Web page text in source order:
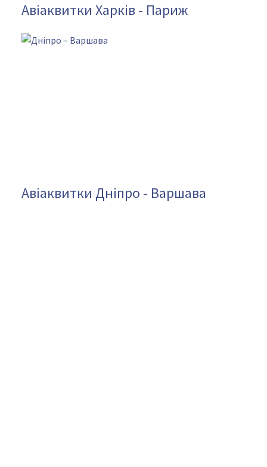
Авіаквитки Харків - Париж
Авіаквитки Дніпро - Варшава